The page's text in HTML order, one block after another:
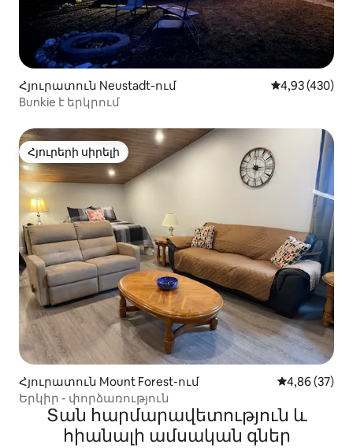
Հյուրատուն Neustadt-ում Միջին
4,93 (430)
Bunkie է երկրում
Հյուրերի սիրելի
Հյուրերի սիրելի
Հյուրատուն Mount Forest-ում Միջին
4,86 (37)
Երկիր - փորձառություն
Տան հարմարավետություն և
հիանալի ամսական գներ